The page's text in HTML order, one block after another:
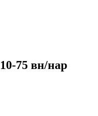
75 вн/нар